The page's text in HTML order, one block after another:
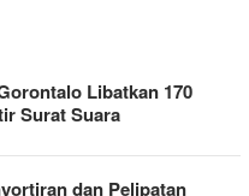
Libatkan 170
Surat Suara
dan Pelipatan